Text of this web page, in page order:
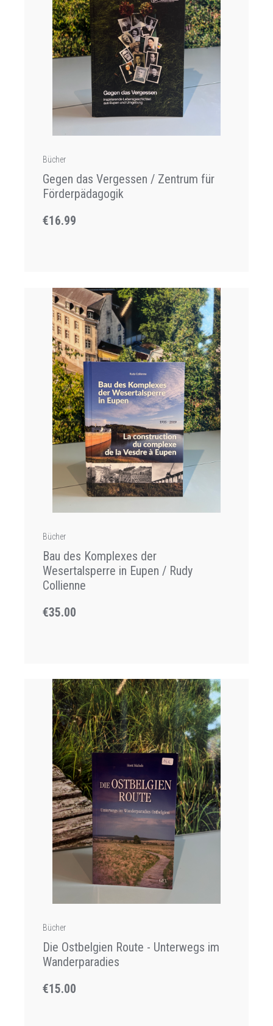
Bücher
Gegen das Vergessen / Zentrum für
Förderpädagogik
€16.99
Bücher
Bau des Komplexes der
Wesertalsperre in Eupen / Rudy
Collienne
€35.00
Bücher
Die Ostbelgien Route - Unterwegs im
Wanderparadies
€15.00